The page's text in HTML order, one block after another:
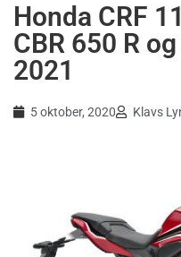
Honda CRF
CBR 650 R
2021
5 oktober, 2020 Klavs